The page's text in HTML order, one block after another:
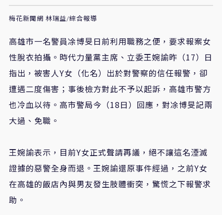
梅花新聞網 林瑞益/綜合報導
高雄市一名警員凃博旻日前利用職務之便，要求報案女
性脫衣拍攝。時代力量黨主席、立委王婉諭昨（17）日
指出，被害人Y女（化名）出於對警察的信任報警，卻
遭遇二度傷害；事後檢方對此不予以起訴，高雄市警方
也冷血以待。高市警局今（18日）回應，對凃博旻記兩
大過、免職。
王婉諭表示，目前Y女正式聲請再議，絕不讓這名湮滅
證據的惡警全身而退。王婉諭還原事件經過，之前Y女
在高雄的飯店內與男友發生肢體衝突，驚慌之下報警求
助。